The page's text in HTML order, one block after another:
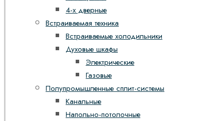
4-х дверные
Встраиваемая техника
Встраиваемые холодильники
Духовые шкафы
Электрические
Газовые
Полупромышленные сплит-системы
Канальные
Напольно-потолочные